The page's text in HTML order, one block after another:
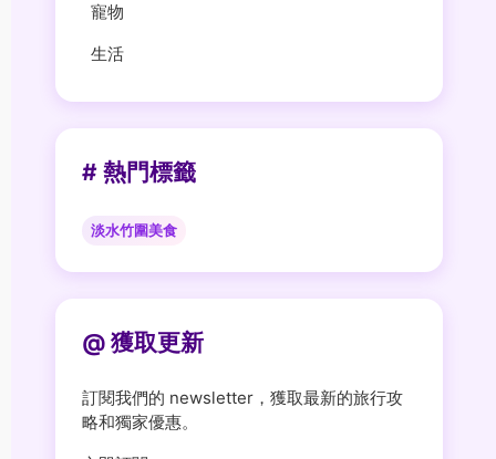
寵物
生活
# 熱門標籤
淡水竹圍美食
@ 獲取更新
訂閱我們的 newsletter，獲取最新的旅行攻
略和獨家優惠。